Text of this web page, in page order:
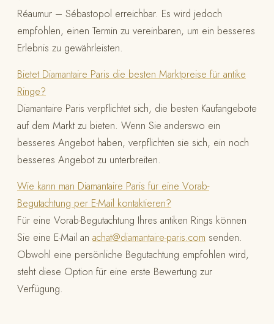
Réaumur – Sébastopol erreichbar. Es wird jedoch
empfohlen, einen Termin zu vereinbaren, um ein besseres
Erlebnis zu gewährleisten.
Bietet Diamantaire Paris die besten Marktpreise für antike
Ringe?
Diamantaire Paris verpflichtet sich, die besten Kaufangebote
auf dem Markt zu bieten. Wenn Sie anderswo ein
besseres Angebot haben, verpflichten sie sich, ein noch
besseres Angebot zu unterbreiten.
Wie kann man Diamantaire Paris für eine Vorab-
Begutachtung per E-Mail kontaktieren?
Für eine Vorab-Begutachtung Ihres antiken Rings können
Sie eine E-Mail an achat@diamantaire-paris.com senden.
Obwohl eine persönliche Begutachtung empfohlen wird,
steht diese Option für eine erste Bewertung zur
Verfügung.